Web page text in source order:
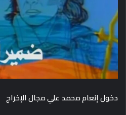
دخول إنعام محمد علي مجال الإخراج